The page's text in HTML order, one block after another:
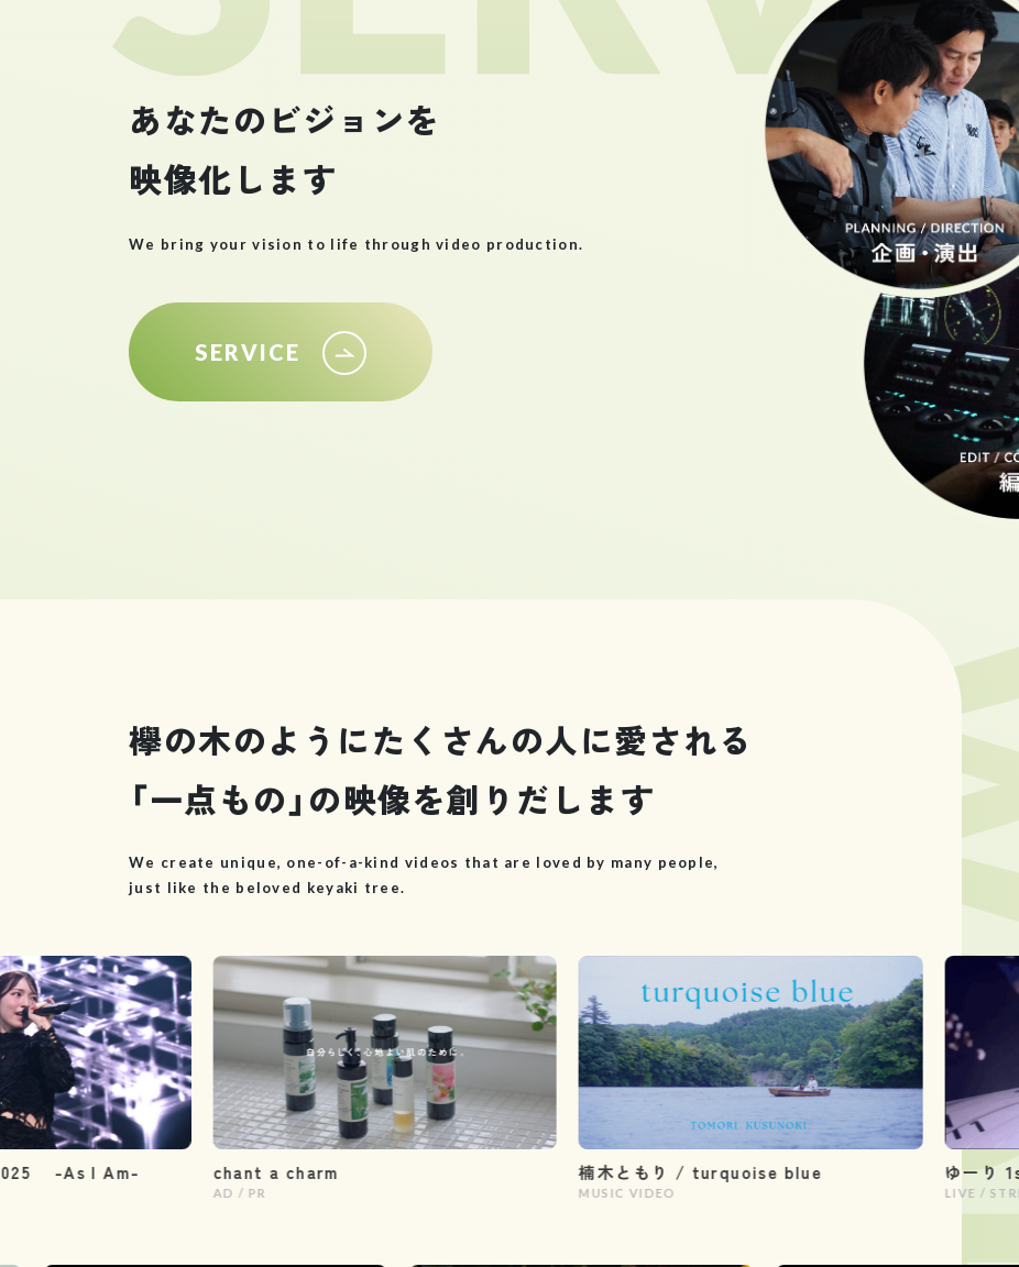
あなたのビジョンを
映像化します
We bring your vision to life throughvideo production.
SERVICE
欅の木のようにたくさんの人に愛される
「一点もの」の映像を創りだします
We create unique, one-of-a-kind videos that are loved by many people,
just like the beloved keyaki tree.
As I Am- chant a charm
AD / PR
楠木ともり / turquoise blue
MUSIC VIDEO
ゆーり 1st
LIVE /